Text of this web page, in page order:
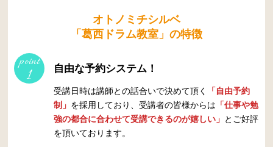
オトノミチシルベ
「葛西ドラム教室」の特徴
point
1 自由な予約システム！
受講日時は講師との話合いで決めて頂く
「自由予約
制」 を採用しており、受講者の皆様からは 「仕事や勉
強の都合に合わせて受講できるのが嬉しい」 とご好評
を頂いております。